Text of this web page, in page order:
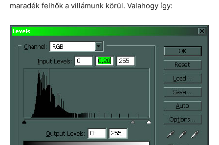
maradék felhők a villámunk körül. Valahogy így: